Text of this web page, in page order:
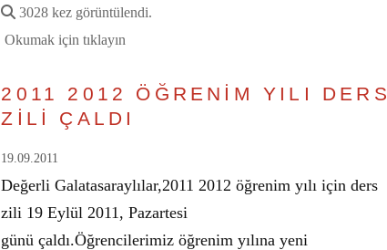
3028 kez görüntülendi.
Okumak için tıklayın
2011 2012 ÖĞRENİM YILI DERS
ZİLİ ÇALDI
19.09.2011
Değerli Galatasaraylılar,2011 2012 öğrenim yılı için ders
zili 19 Eylül 2011, Pazartesi
günü çaldı.Öğrencilerimiz öğrenim yılına yeni